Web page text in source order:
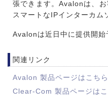
張できます。Avalonは、
スマートなIPインターカム
Avalonは近日中に提供開始
関連リンク
Avalon 製品ページはこちら
Clear-Com 製品ページはこ